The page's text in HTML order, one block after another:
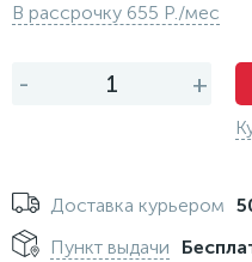
В рассрочку 655 Р./мес
- +
Доставка курьером
Пункт выдачи